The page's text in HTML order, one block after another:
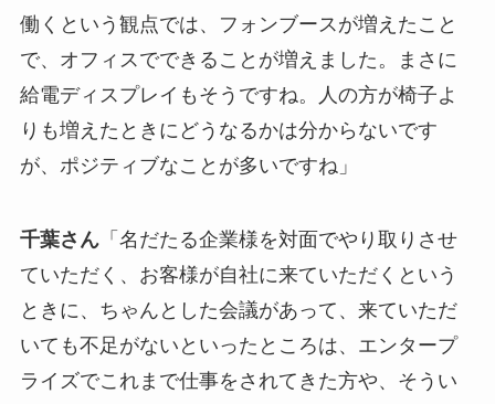
働くという観点では、フォンブースが増えたこと
で、オフィスでできることが増えました。まさに
給電ディスプレイもそうですね。人の方が椅子よ
りも増えたときにどうなるかは分からないです
が、ポジティブなことが多いですね」
千葉さん「名だたる企業様を対面でやり取りさせ
ていただく、お客様が自社に来ていただくという
ときに、ちゃんとした会議があって、来ていただ
いても不足がないといったところは、エンタープ
ライズでこれまで仕事をされてきた方や、そうい